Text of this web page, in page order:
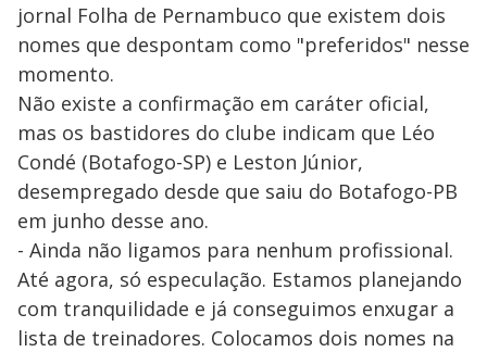
jornal Folha de Pernambuco que existem dois
nomes que despontam como "preferidos" nesse
momento.
Não existe a confirmação em caráter oficial,
mas os bastidores do clube indicam que Léo
Condé (Botafogo-SP) e Leston Júnior,
desempregado desde que saiu do Botafogo-PB
em junho desse ano.
- Ainda não ligamos para nenhum profissional.
Até agora, só especulação. Estamos planejando
com tranquilidade e já conseguimos enxugar a
lista de treinadores. Colocamos dois nomes na